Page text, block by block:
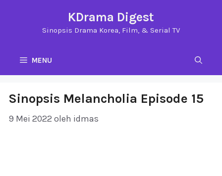
KDrama Digest
Sinopsis Drama Korea, Film, & Serial TV
MENU
Sinopsis Melancholia Episode 15
9 Mei 2022 oleh idmas